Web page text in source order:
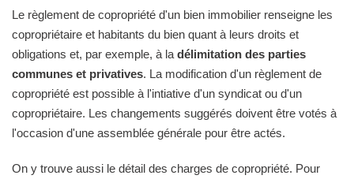
Le règlement de copropriété d'un bien immobilier renseigne les
copropriétaire et habitants du bien quant à leurs droits et
obligations et, par exemple, à la délimitation des parties
communes et privatives. La modification d'un règlement de
copropriété est possible à l'intiative d'un syndicat ou d'un
copropriétaire. Les changements suggérés doivent être votés à
l'occasion d'une assemblée générale pour être actés.
On y trouve aussi le détail des charges de copropriété. Pour